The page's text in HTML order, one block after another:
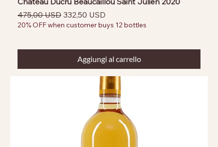
Prezzo regolare
475,00 USD Prezzo scontato
332,50 USD
20% OFF when customer buys 12 bottles
Aggiungi al carrello